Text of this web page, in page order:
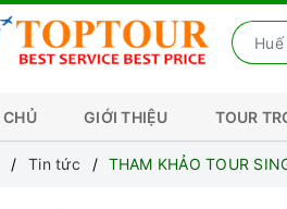
CHỦ GIỚI THIỆU TOUR
Tin tức THAM KHẢO TOUR